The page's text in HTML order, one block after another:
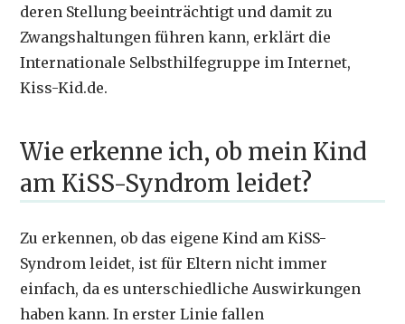
deren Stellung beeinträchtigt und damit zu
Zwangshaltungen führen kann, erklärt die
Internationale Selbsthilfegruppe im Internet,
Kiss-Kid.de.
Wie erkenne ich, ob mein Kind
am KiSS-Syndrom leidet?
Zu erkennen, ob das eigene Kind am KiSS-
Syndrom leidet, ist für Eltern nicht immer
einfach, da es unterschiedliche Auswirkungen
haben kann. In erster Linie fallen